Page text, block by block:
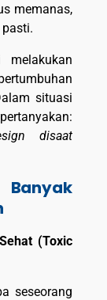
memanas,
situasi
disaat
(Toxic
seseorang